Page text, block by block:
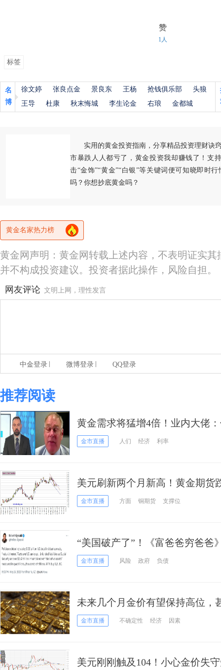
赞
1人
标签
名
博
徐文婷 张良点金 景良东 王杨 抢钱俱乐部
头狼
王导
杜康 秋末悔城 李生论金 右琅 金都城
实用的黄金投资指南，分享精品投资理财诀
市暴跌人人都亏了，黄金投资我却赚钱了！支
击“金饰”“黄金”“白银”等关键词便可知晓即时
吗？你想抄底黄金吗？
黄金名家热力榜
黄金网声明：黄金网转载上述内容，不表明证实
并不构成投资建议。投资者据此操作，风险自担。
网友评论 文明上网，理性发言
中金登录 微博登录 QQ登录
推荐阅读
黄金需求将猛增4倍！业内大佬
“金价破2000美元”仅时间问题
金市直播 人们 经济 利率
美元刷新两个月新高！黄金期货
金、白银、原油和铜期货最新技
金市直播 方面 铜期货 支撑位
“美国破产了”！《富爸爸穷爸爸
无资金担保负债超250万亿美元
金市直播 风险 政府 负债
未来几个月金价有望保持高位，
原因？
金市直播 不确定性 经济 因素
美元刚刚触及104！小心金价失